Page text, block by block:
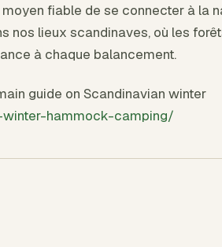
fiable de se connecter à la
nos lieux scandinaves, où les
à chaque balancement.
guide on Scandinavian winter
hammock-camping/